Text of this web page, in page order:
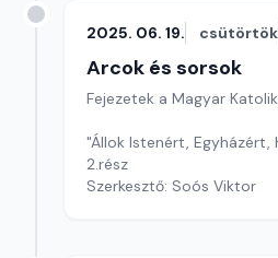
2025. 06. 19. csütörtök
Arcok és sorsok
Fejezetek a Magyar
"Állok Istenért, Egyházért,
2.rész
Szerkesztő: Soós Viktor